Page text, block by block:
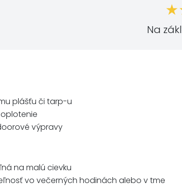
Na
plášťu či tarp-u
výpravy
na malú cievku
vo večerných hodinách alebo v tme